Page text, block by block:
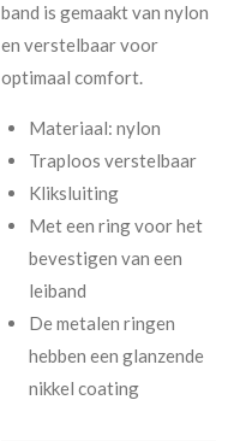
band is gemaakt van nylon
en verstelbaar voor
optimaal comfort.
Materiaal: nylon
Traploos verstelbaar
Kliksluiting
Met een ring voor het
bevestigen van een
leiband
De metalen ringen
hebben een glanzende
nikkel coating